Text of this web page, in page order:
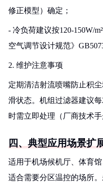
修正模型）确定；
- 冷负荷建议按120-150W/
空气调节设计规范》
2. 维护注意事项
定期清洁射流喷嘴防止积
滑状态。机组过滤器建议
时需立即处理（厂商技术手
四、典型应用场景扩
适用于机场候机厅、体育
适合需要分区温控的场所